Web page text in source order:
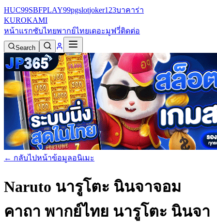
HUC99SBFPLAY99pgslotjoker123บาคาร่า
KUROKAMI
หน้าแรกซับไทยพากย์ไทยเดอะมูฟวี่ติดต่อ
Search
← กลับไปหน้าข้อมูลอนิเมะ
Naruto นารูโตะ นินจาจอม
คาถา พากย์ไทย นารูโตะ นินจา